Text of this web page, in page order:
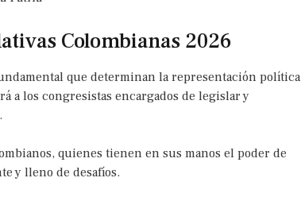
Colombianas 2026
que determinan la representación política
a los congresistas encargados de legislar y
quienes tienen en sus manos el poder de
y lleno de desafíos.